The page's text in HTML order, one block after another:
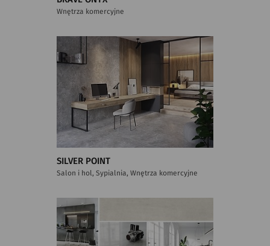
Wnętrza komercyjne
SILVER POINT
Salon i hol, Sypialnia, Wnętrza komercyjne